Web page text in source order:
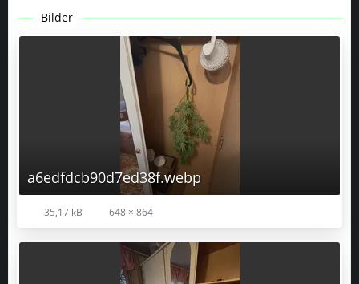
Bilder
a6edfdcb90d7ed38f.webp
35,17 kB 648 × 864